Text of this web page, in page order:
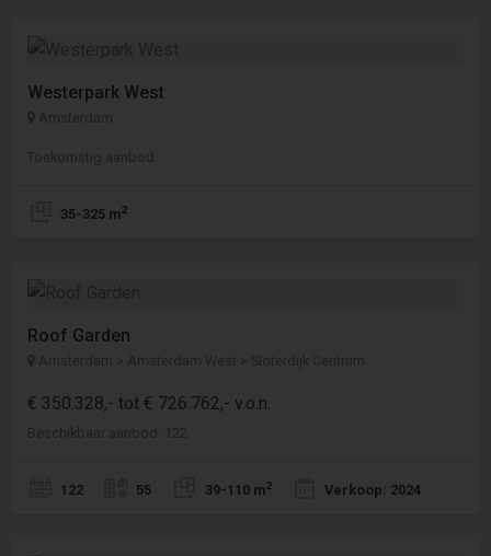
Westerpark West
Amsterdam
Toekomstig aanbod
35-325 m2
Roof Garden
Amsterdam > Amsterdam West > Sloterdijk Centrum
€ 350.328,- tot € 726.762,- v.o.n.
Beschikbaar aanbod: 122
122 55 39-110 m2 Verkoop: 2024